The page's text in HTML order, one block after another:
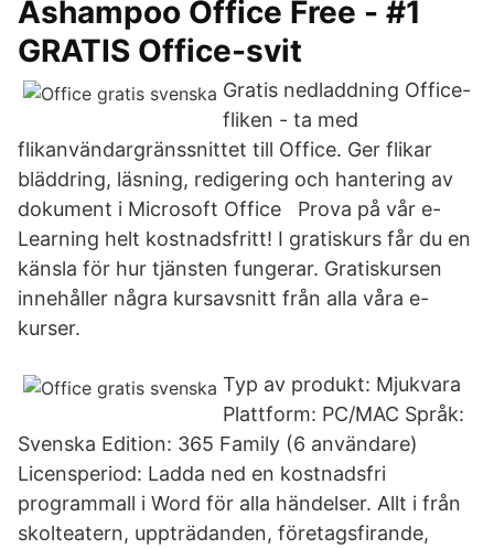
Ashampoo Office Free - #1
GRATIS Office-svit
Gratis nedladdning Office-
fliken - ta med
flikanvändargränssnittet till Office. Ger flikar
bläddring, läsning, redigering och hantering av
dokument i Microsoft Office Prova på vår e-
Learning helt kostnadsfritt! I gratiskurs får du en
känsla för hur tjänsten fungerar. Gratiskursen
innehåller några kursavsnitt från alla våra e-
kurser.
Typ av produkt: Mjukvara
Plattform: PC/MAC Språk:
Svenska Edition: 365 Family (6 användare)
Licensperiod: Ladda ned en kostnadsfri
programmall i Word för alla händelser. Allt i från
skolteatern, uppträdanden, företagsfirande,